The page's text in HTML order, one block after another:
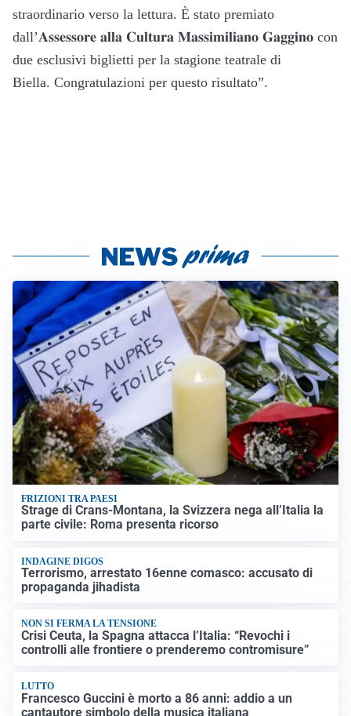
straordinario verso la lettura. È stato premiato
dall’𝐀𝐬𝐬𝐞𝐬𝐬𝐨𝐫𝐞 𝐚𝐥𝐥𝐚 𝐂𝐮𝐥𝐭𝐮𝐫𝐚 𝐌𝐚𝐬𝐬𝐢𝐦𝐢𝐥𝐢𝐚𝐧𝐨 𝐆𝐚𝐠𝐠𝐢𝐧𝐨 con
due esclusivi biglietti per la stagione teatrale di
Biella. Congratulazioni per questo risultato”.
FRIZIONI TRA PAESI
Strage di Crans-Montana, la Svizzera nega all’Italia la
parte civile: Roma presenta ricorso
INDAGINE DIGOS
Terrorismo, arrestato 16enne comasco: accusato di
propaganda jihadista
NON SI FERMA LA TENSIONE
Crisi Ceuta, la Spagna attacca l’Italia: “Revochi i
controlli alle frontiere o prenderemo contromisure”
LUTTO
Francesco Guccini è morto a 86 anni: addio a un
cantautore simbolo della musica italiana